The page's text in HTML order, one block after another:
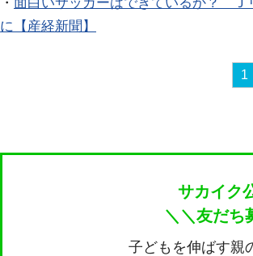
に【産経新聞】
1
サカイク
＼＼友だち
子どもを伸ばす親